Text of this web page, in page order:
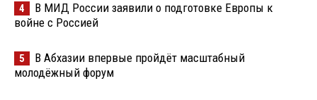
4
В МИД России заявили о подготовке Европы к
войне с Россией
5
В Абхазии впервые пройдёт масштабный
молодёжный форум